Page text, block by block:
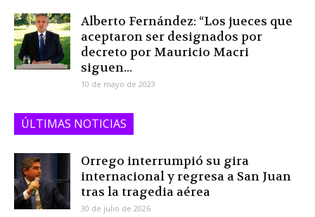
Alberto Fernández: “Los jueces que
aceptaron ser designados por
decreto por Mauricio Macri
siguen...
10 de mayo de 2023
ÚLTIMAS NOTICIAS
Orrego interrumpió su gira
internacional y regresa a San Juan
tras la tragedia aérea
30 de julio de 2026